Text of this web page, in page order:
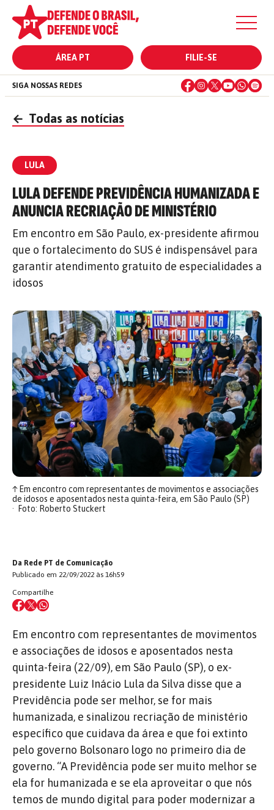
ÁREA PT FILIE-SE
SIGA NOSSAS REDES
← Todas as notícias
LULA
LULA DEFENDE PREVIDÊNCIA HUMANIZADA E
ANUNCIA RECRIAÇÃO DE MINISTÉRIO
Em encontro em São Paulo, ex-presidente afirmou
que o fortalecimento do SUS é indispensável para
garantir atendimento gratuito de especialidades a
idosos
↑Em encontro com representantes de movimentos e associações
de idosos e aposentados nesta quinta-feira, em São Paulo (SP)
Foto: Roberto Stuckert
Da Rede PT de Comunicação
Publicado em 22/09/2022 às 16h59
Compartilhe
Em encontro com representantes de movimentos
e associações de idosos e aposentados nesta
quinta-feira (22/09), em São Paulo (SP), o ex-
presidente Luiz Inácio Lula da Silva disse que a
Previdência pode ser melhor, se for mais
humanizada, e sinalizou recriação de ministério
específico que cuidava da área e que foi extinto
pelo governo Bolsonaro logo no primeiro dia de
governo. “A Previdência pode ser muito melhor se
ela for humanizada e se ela aproveitar o que nós
temos de mundo digital para poder modernizar a